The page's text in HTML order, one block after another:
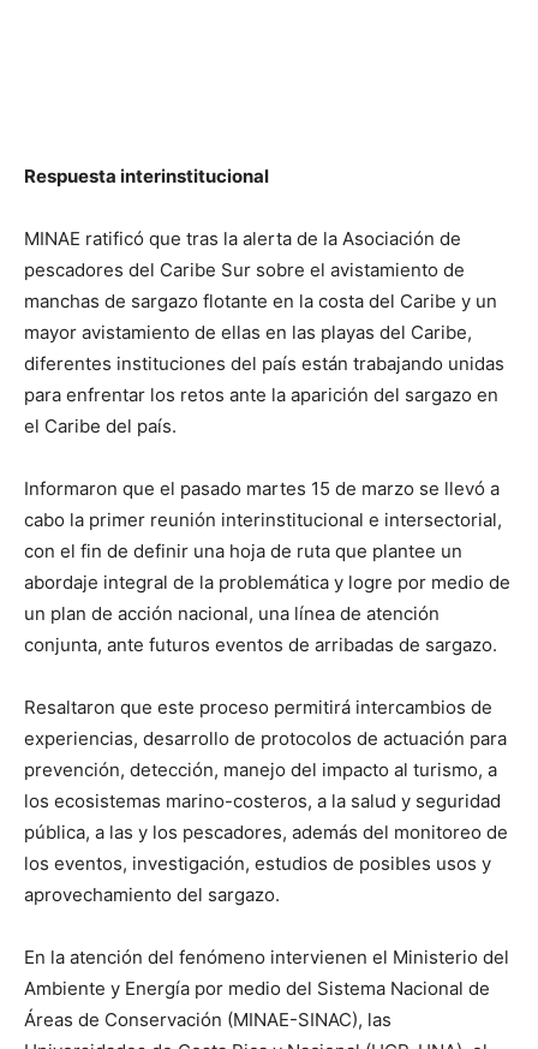
Respuesta interinstitucional
MINAE ratificó que tras la alerta de la Asociación de
pescadores del Caribe Sur sobre el avistamiento de
manchas de sargazo flotante en la costa del Caribe y un
mayor avistamiento de ellas en las playas del Caribe,
diferentes instituciones del país están trabajando unidas
para enfrentar los retos ante la aparición del sargazo en
el Caribe del país.
Informaron que el pasado martes 15 de marzo se llevó a
cabo la primer reunión interinstitucional e intersectorial,
con el fin de definir una hoja de ruta que plantee un
abordaje integral de la problemática y logre por medio de
un plan de acción nacional, una línea de atención
conjunta, ante futuros eventos de arribadas de sargazo.
Resaltaron que este proceso permitirá intercambios de
experiencias, desarrollo de protocolos de actuación para
prevención, detección, manejo del impacto al turismo, a
los ecosistemas marino-costeros, a la salud y seguridad
pública, a las y los pescadores, además del monitoreo de
los eventos, investigación, estudios de posibles usos y
aprovechamiento del sargazo.
En la atención del fenómeno intervienen el Ministerio del
Ambiente y Energía por medio del Sistema Nacional de
Áreas de Conservación (MINAE-SINAC), las